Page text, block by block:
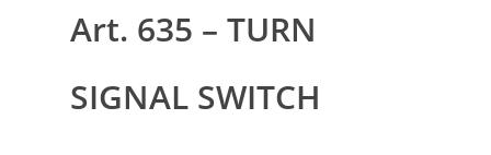
Art. 635 – TURN
SIGNAL SWITCH